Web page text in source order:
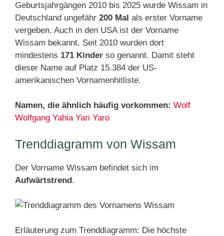
Geburtsjahrgängen 2010 bis 2025 wurde Wissam in
Deutschland ungefähr 200 Mal als erster Vorname
vergeben. Auch in den USA ist der Vorname
Wissam bekannt. Seit 2010 wurden dort
mindestens 171 Kinder so genannt. Damit steht
dieser Name auf Platz 15.384 der US-
amerikanischen Vornamenhitliste.
Namen, die ähnlich häufig vorkommen: Wolf
Wolfgang Yahia Yari Yaro
Trenddiagramm von Wissam
Der Vorname Wissam befindet sich im
Aufwärtstrend.
Erläuterung zum Trenddiagramm: Die höchste